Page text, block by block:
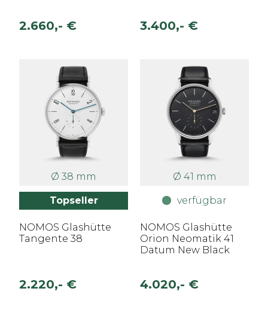
2.660,- € 3.400,- €
Ø 38 mm
Topseller
NOMOS Glashütte
Tangente 38
2.220,- €
Ø 41 mm
verfügbar
NOMOS Glashütte
Orion Neomatik 41
Datum New Black
4.020,- €